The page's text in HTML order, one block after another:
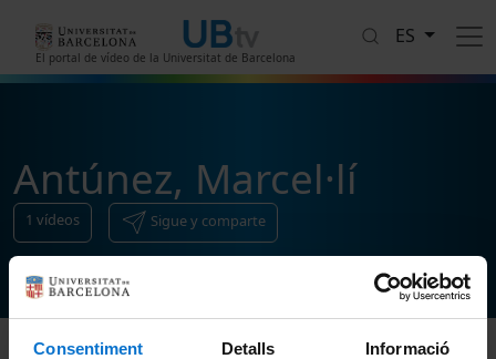
Consentiment Detalls Informació
El portal de vídeo de la Universitat de Barcelona
ES
Antúnez, Marcel·lí
1 vídeos Sigue y comparte